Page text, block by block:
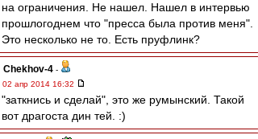
на ограничения. Не нашел. Нашел в интервью
прошлогоднем что "пресса была против меня".
Это несколько не то. Есть пруфлинк?
Chekhov-4 -
02 апр 2014 16:32
"заткнись и сделай", это же румынский. Такой
вот драгоста дин тей. :)